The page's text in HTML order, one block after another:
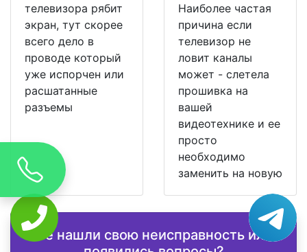
телевизора рябит
экран, тут скорее
всего дело в
проводе который
уже испорчен или
расшатанные
разъемы
Наиболее частая
причина если
телевизор не
ловит каналы
может - слетела
прошивка на
вашей
видеотехнике и ее
просто
необходимо
заменить на новую
Не нашли свою неисправность или